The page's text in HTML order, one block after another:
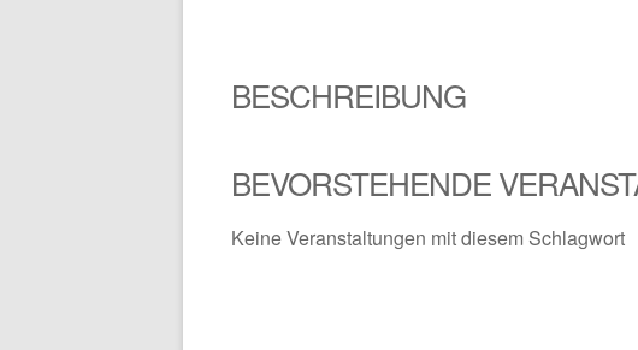
BESCHREIBUNG
BEVORSTEHENDE
Keine Veranstaltungen mit diesem Schlagwort